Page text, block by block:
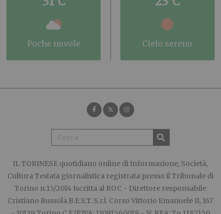
poche nuvole cielo sereno
IL TORINESE quotidiano online di Informazione, Società,
Cultura Testata giornalistica registrata presso il Tribunale di
Torino n.15/2014 Iscritta al ROC - Direttore responsabile
Cristiano Bussola B.E.S.T. S.r.l. Corso Vittorio Emanuele II, 167